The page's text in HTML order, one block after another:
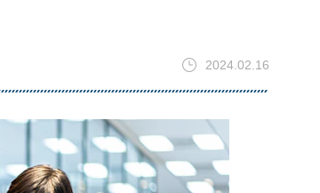
2024.02.16